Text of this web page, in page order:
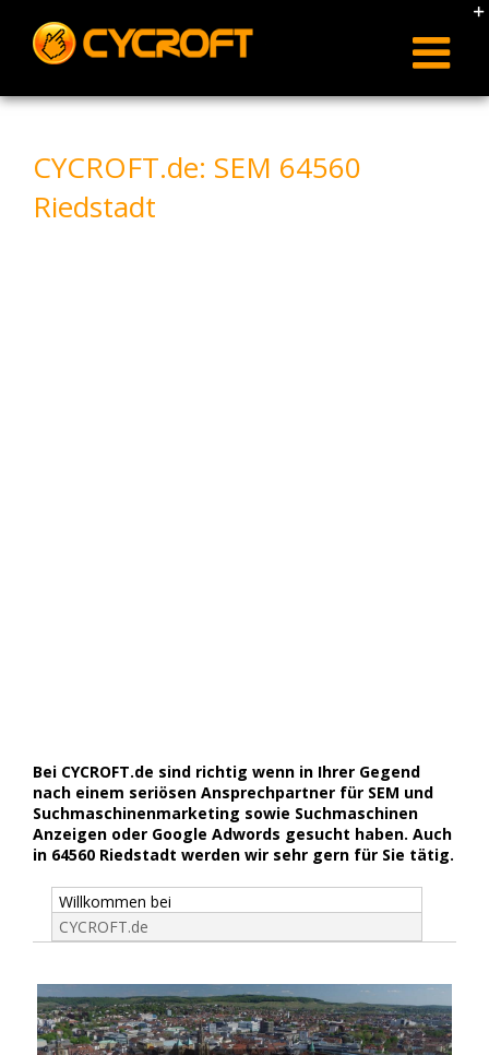
content
CYCROFT.de: SEM 64560
Riedstadt
Bei CYCROFT.de sind richtig wenn in Ihrer Gegend
nach einem seriösen Ansprechpartner für SEM und
Suchmaschinenmarketing sowie Suchmaschinen
Anzeigen oder Google Adwords gesucht haben. Auch
in 64560 Riedstadt werden wir sehr gern für Sie tätig.
Willkommen bei
CYCROFT.de